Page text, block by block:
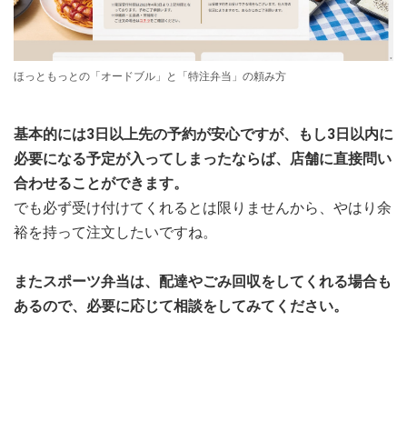
ほっともっとの「オードブル」と「特注弁当」の頼み方
基本的には3日以上先の予約が安心ですが、もし3日以内に
必要になる予定が入ってしまったならば、店舗に直接問い
合わせることができます。
でも必ず受け付けてくれるとは限りませんから、やはり余
裕を持って注文したいですね。
またスポーツ弁当は、配達やごみ回収をしてくれる場合も
あるので、必要に応じて相談をしてみてください。